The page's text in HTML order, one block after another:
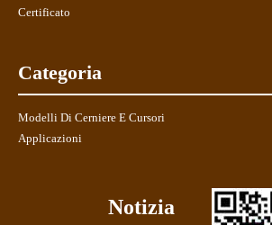
Certificato
Categoria
Modelli Di Cerniere E Cursori
Applicazioni
Notizia